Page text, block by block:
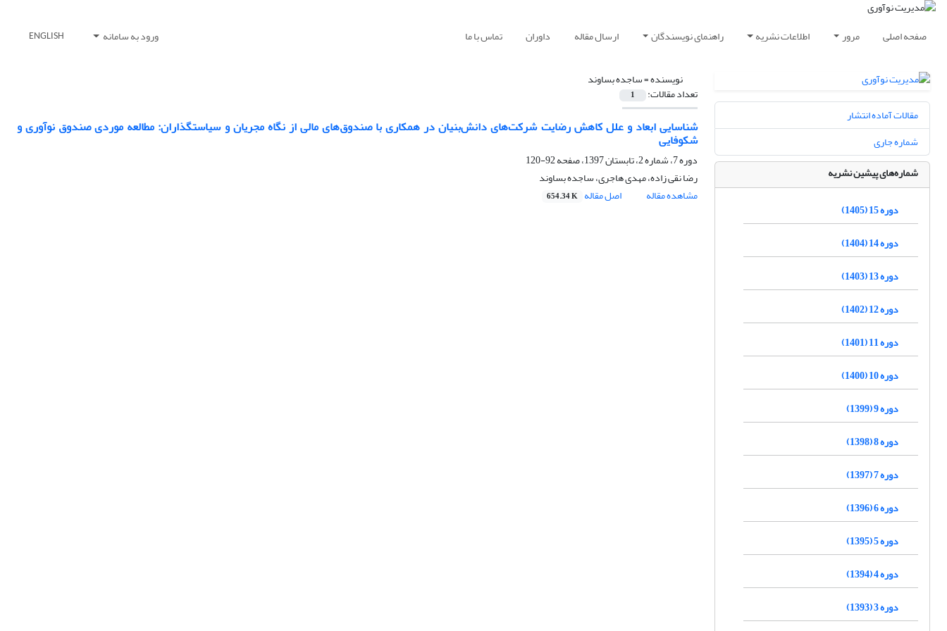
صفحه اصلی مرور اطلاعات نشریه راهنمای نویسندگان ارسال مقاله داوران تماس با ما ورود به سامانه ENGLISH
نویسنده =ساجده بساوند
تعداد مقالات: 1
شناسایی ابعاد و علل کاهش رضایت شرکت‌های دانش‌بنیان در همکاری با صندوق‌های مالی از نگاه مجریان و سیاستگذاران: مطالعه موردی صندوق نوآوری و
شکوفایی
دوره 7، شماره 2، تابستان 1397، صفحه
92-120
رضا نقی زاده، مهدی هاجری، ساجده بساوند
مشاهده مقاله
اصل مقاله 654.34 K
مقالات آماده انتشار
شماره جاری
شماره‌های پیشین نشریه
دوره 15 (1405)
دوره 14 (1404)
دوره 13 (1403)
دوره 12 (1402)
دوره 11 (1401)
دوره 10 (1400)
دوره 9 (1399)
دوره 8 (1398)
دوره 7 (1397)
دوره 6 (1396)
دوره 5 (1395)
دوره 4 (1394)
دوره 3 (1393)